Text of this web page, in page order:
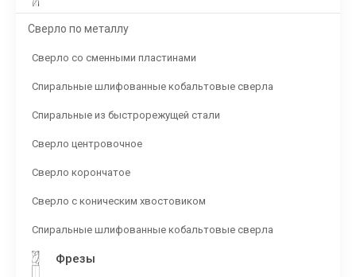
Сверло по металлу
Сверло со сменными пластинами
Спиральные шлифованные кобальтовые сверла
Спиральные из быстрорежущей стали
Сверло центровочное
Сверло корончатое
Сверло с коническим хвостовиком
Спиральные шлифованные кобальтовые сверла
Фрезы